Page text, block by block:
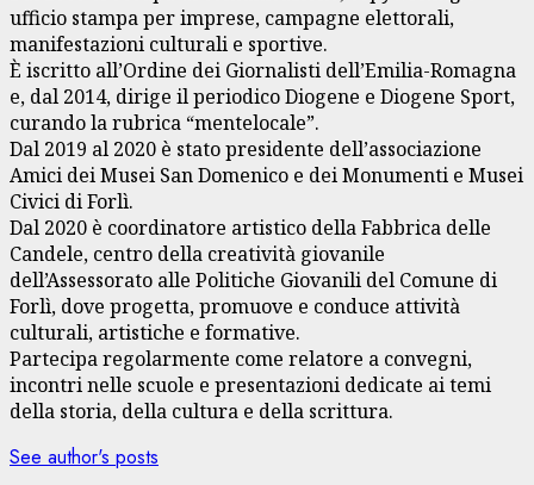
ufficio stampa per imprese, campagne elettorali,
manifestazioni culturali e sportive.
È iscritto all’Ordine dei Giornalisti dell’Emilia-Romagna
e, dal 2014, dirige il periodico Diogene e Diogene Sport,
curando la rubrica “mentelocale”.
Dal 2019 al 2020 è stato presidente dell’associazione
Amici dei Musei San Domenico e dei Monumenti e Musei
Civici di Forlì.
Dal 2020 è coordinatore artistico della Fabbrica delle
Candele, centro della creatività giovanile
dell’Assessorato alle Politiche Giovanili del Comune di
Forlì, dove progetta, promuove e conduce attività
culturali, artistiche e formative.
Partecipa regolarmente come relatore a convegni,
incontri nelle scuole e presentazioni dedicate ai temi
della storia, della cultura e della scrittura.
See author's posts